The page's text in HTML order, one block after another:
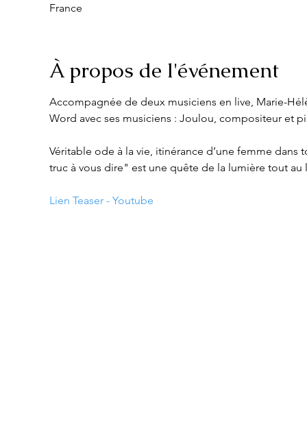
France
À propos de l'événement
Accompagnée de deux musiciens en live, Marie-
Word avec ses musiciens : Joulou, compositeur et
Véritable ode à la vie, itinérance d’une femme
truc à vous dire" est une quête de la lumière tout
Lien Teaser - Youtube